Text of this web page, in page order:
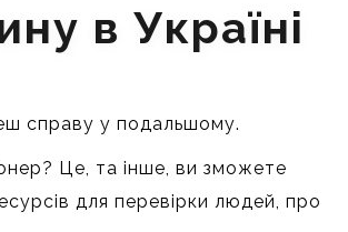
в Україні
справу у подальшому.
Це, та інше, ви зможете
для перевірки людей, про